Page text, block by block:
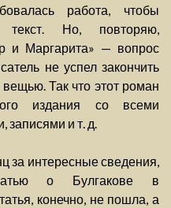
работа, чтобы
текст. Но, повторяю,
и Маргарита» — вопрос
не успел закончить
Так что этот роман
издания со всеми
записями и т. д.
за интересные сведения,
о Булгакове в
конечно, не пошла, а